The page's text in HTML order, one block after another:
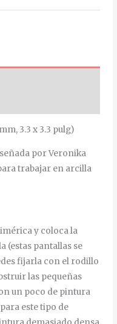
3.3 x 3.3 pulg)
por Veronika
trabajar en arcilla
y coloca la
(estas pantallas se
fijarla con el rodillo
las pequeñas
un poco de pintura
este tipo de